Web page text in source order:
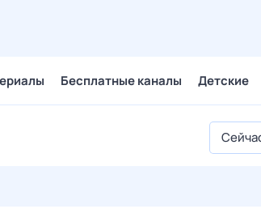
Бесплатные каналы Детские